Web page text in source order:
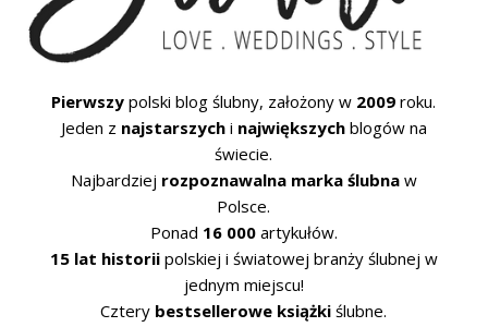
Pierwszy polski blog ślubny, założony w 2009 roku.
Jeden z najstarszychi największychblogów na
świecie.
Najbardziej rozpoznawalna marka ślubnaw
Polsce.
Ponad 16 000artykułów.
15 lat historiipolskiej i światowej branży ślubnej w
jednym miejscu!
Cztery bestsellerowe książki ślubne.